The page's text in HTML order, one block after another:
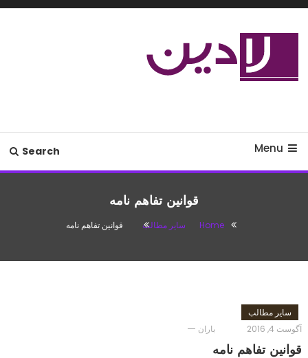
Skip
Menu
Search
قوانين تفاهم نامه
Home سایر مطالب قوانين تفاهم نامه
سایر مطالب
آگوست 4, 2016
باران
قوانين تفاهم نامه